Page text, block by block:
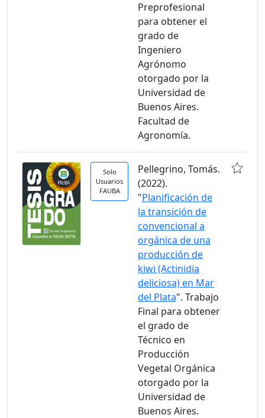
Preprofesional
para obtener el
grado de
Ingeniero
Agrónomo
otorgado por la
Universidad de
Buenos Aires.
Facultad de
Agronomía.
Solo
Usuarios
FAUBA
Pellegrino, Tomás.
(2022).
"Planificación de
la transición de
convencional a
orgánica de una
producción de
kiwi (Actinidia
deliciosa) en Mar
del Plata". Trabajo
Final para obtener
el grado de
Técnico en
Producción
Vegetal Orgánica
otorgado por la
Universidad de
Buenos Aires.